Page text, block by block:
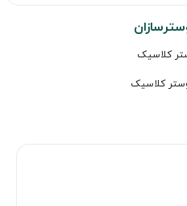
کلاسیک
کلاسیک